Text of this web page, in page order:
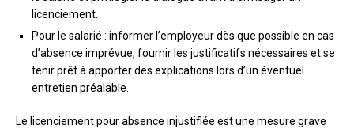
licenciement.
Pour le salarié : informer l’employeur dès que possible en cas
d’absence imprévue, fournir les justificatifs nécessaires et se
tenir prêt à apporter des explications lors d’un éventuel
entretien préalable.
Le licenciement pour absence injustifiée est une mesure grave